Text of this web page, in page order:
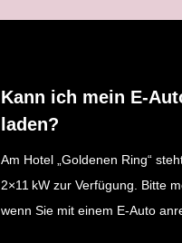
Kann ich mein E-
laden?
Am Hotel „Goldenen Ring“
2×11 kW zur Verfügung. Bitte
wenn Sie mit einem E-Auto